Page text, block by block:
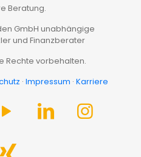
Beratung.
GmbH unabhängige
und Finanzberater
Rechte vorbehalten.
· Impressum · Karriere